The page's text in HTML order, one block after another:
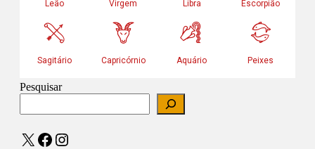
Pesquisar
X Facebook
Instagram